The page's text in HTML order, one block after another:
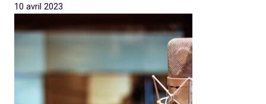
10 avril 2023